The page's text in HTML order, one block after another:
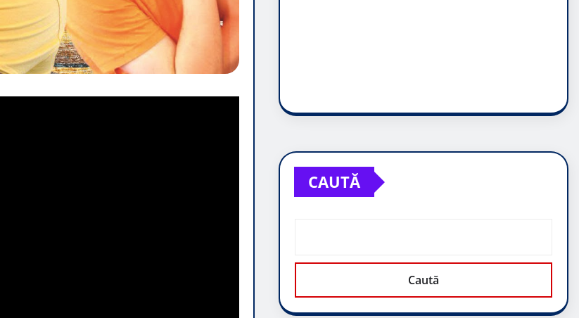
CAUTĂ
Caută